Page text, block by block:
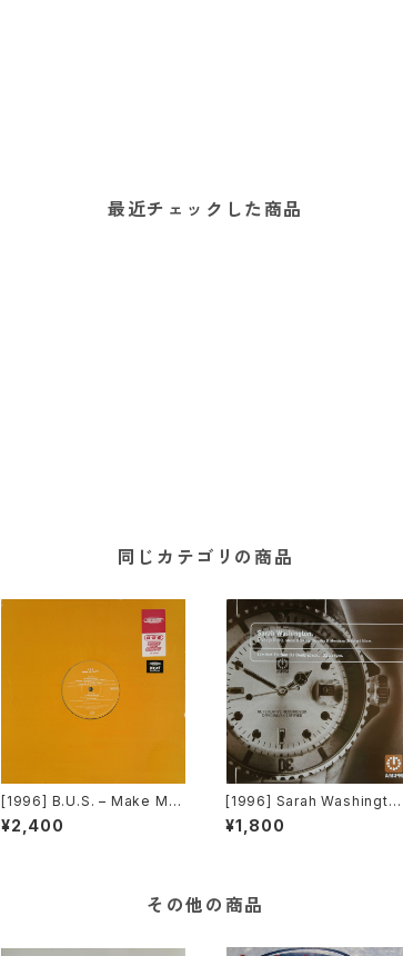
最近チェックした商品
同じカテゴリの商品
[1996] B.U.S. – Make Me
Happy [Paratone][在庫B]
¥2,400
[1996] Sarah Washington
– Everything (Mood II Swi
ng / Torrales & Mendoza
¥1,800
その他の商品